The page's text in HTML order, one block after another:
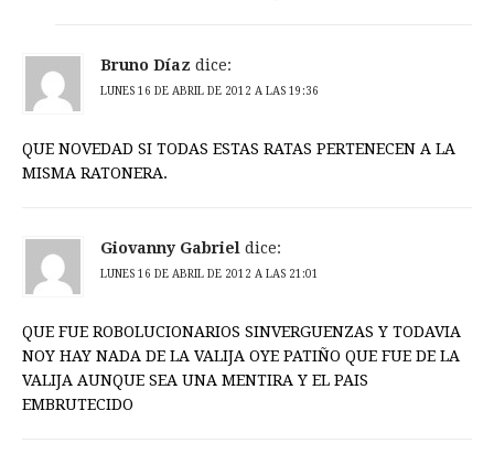
Bruno Díaz dice:
LUNES 16 DE ABRIL DE 2012 A LAS 19:36
QUE NOVEDAD SI TODAS ESTAS RATAS PERTENECEN A LA
MISMA RATONERA.
Giovanny Gabriel dice:
LUNES 16 DE ABRIL DE 2012 A LAS 21:01
QUE FUE ROBOLUCIONARIOS SINVERGUENZAS Y TODAVIA
NOY HAY NADA DE LA VALIJA OYE PATIÑO QUE FUE DE LA
VALIJA AUNQUE SEA UNA MENTIRA Y EL PAIS
EMBRUTECIDO